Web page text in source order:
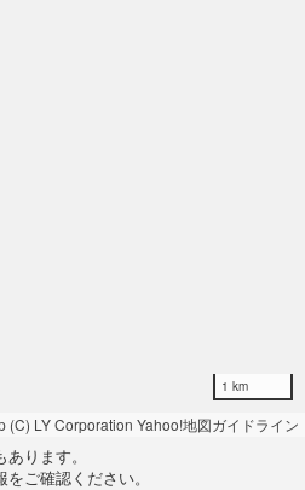
1 km
(C) LY Corporation Yahoo!地図ガイドライン
ります。
ご確認ください。